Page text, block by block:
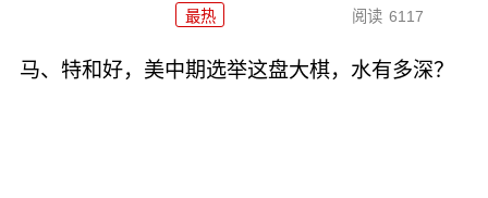
最热 阅读 6117
马、特和好，美中期选举这盘大棋，水有多深？